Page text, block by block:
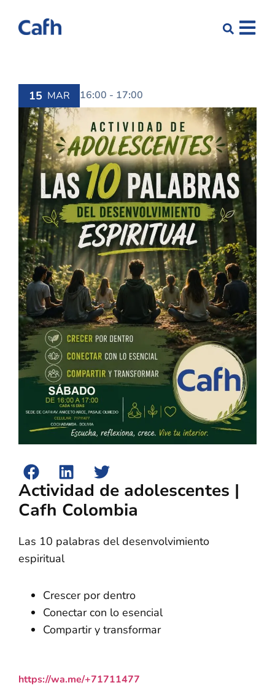
15 MAR 16:00 - 17:00
Actividad de adolescentes |
Cafh Colombia
Las 10 palabras del desenvolvimiento
espiritual
Crescer por dentro
Conectar con lo esencial
Compartir y transformar
https://wa.me/+71711477